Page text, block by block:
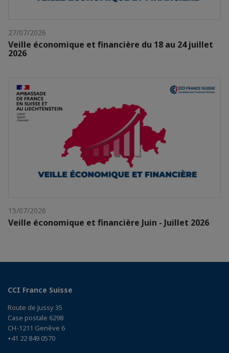
27/07/2026
Veille économique et financière du 18 au 24 juillet
2026
15/07/2026
Veille économique et financière Juin - Juillet 2026
CCI France Suisse
Route de Jussy 35
Case postale 6298
CH-1211 Genève 6
+41 22 849 0570